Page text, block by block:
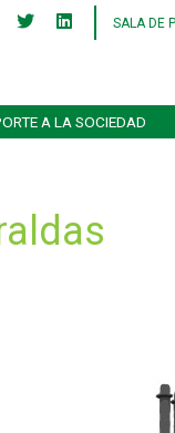
SALA DE
A LA SOCIEDAD